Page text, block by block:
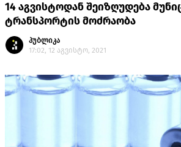
14 აგვისტოდან შეიზღუდება
ტრანსპორტის მოძრაობა
პუბლიკა
17:02, 12 აგვისტო, 2021